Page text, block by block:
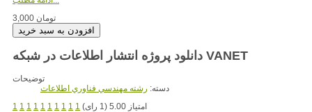
3,000 تومان
دانلود پروژه انتشار اطلاعات در شبکه VANET
توضیحات
دسته: رشته مهندسي فناوري اطلاعات
1 1 1 1 1 1 1 1 1 1
امتیاز 5.00 (1 رای)